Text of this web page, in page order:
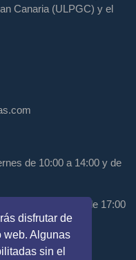
disfrutar de
web. Algunas
sin el
Canaria (ULPGC) y el
de 10:00 a 14:00 y de
11:00 a 13:00 y de 17:00